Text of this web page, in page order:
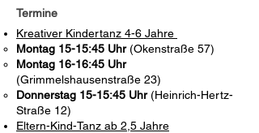
Termine
Kreativer Kindertanz 4-6 Jahre
Montag 15-15:45 Uhr(Okenstraße 57)
Montag 16-16:45 Uhr
(Grimmelshausenstraße 23)
Donnerstag 15-15:45 Uhr(Heinrich-Hertz-
Straße 12)
Eltern-Kind-Tanz ab 2,5 Jahre